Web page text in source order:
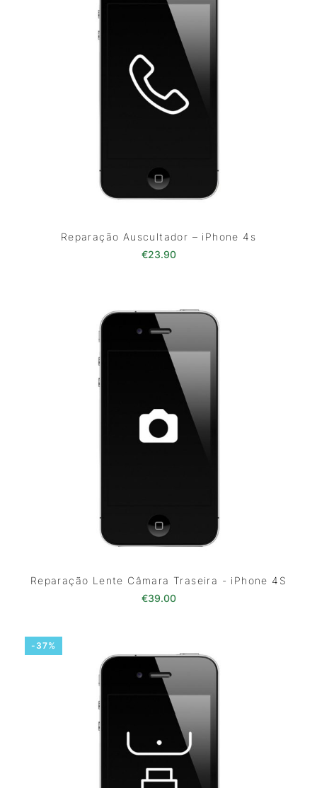
Reparação Auscultador – iPhone 4s
€23.90
Reparação Lente Câmara Traseira - iPhone 4S
€39.00
-37%